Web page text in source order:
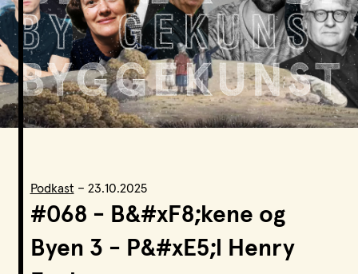
Podkast
LPO Familien
LPO Oslo
LPO Lillehammer
LOF
Podkast – 23.10.2025
#068 - B&#xF8;kene og
Byen 3 - P&#xE5;l Henry